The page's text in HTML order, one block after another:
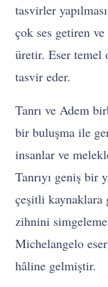
tasvirler
çok ses getiren ve
üretir. Eser temel
tasvir eder.
Tanrı ve Adem
bir buluşma ile
insanlar ve
Tanrıyı geniş bir
çeşitli kaynaklara
zihnini
Michelangelo
hâline gelmiştir.